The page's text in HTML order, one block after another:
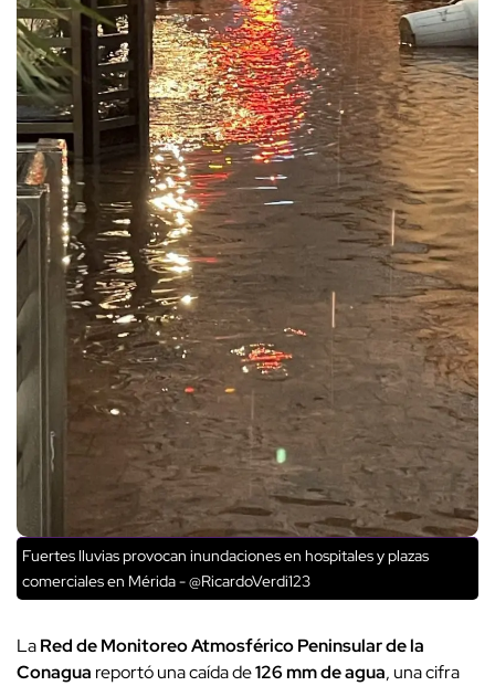
Fuertes lluvias provocan inundaciones en hospitales y plazas
comerciales en Mérida - @RicardoVerdi123
LaRed de Monitoreo Atmosférico Peninsular de la
Conagua reportó una caída de126 mm de agua, una cifra